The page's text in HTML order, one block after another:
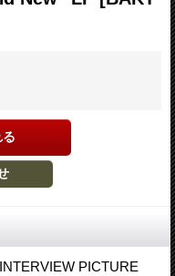
PICTURE